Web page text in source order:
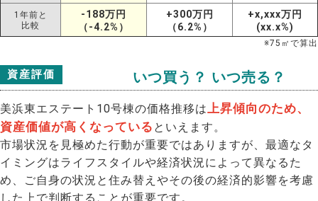
1年前と
比較
-188万円
（-4.2%）
+300万円
（6.2%）
+x,xxx万円
(xx.x%)
※75 ㎡で算出
資産評価 いつ買う？ いつ売る？
美浜東エステート10号棟の価格推移は 上昇傾向のため、
資産価値が高くなっている といえます。
市場状況を見極めた行動が重要ではありますが、最適なタ
イミングはライフスタイルや経済状況によって異なるた
め、ご自身の状況と住み替えやその後の経済的影響を考慮
した上で判断することが重要です。